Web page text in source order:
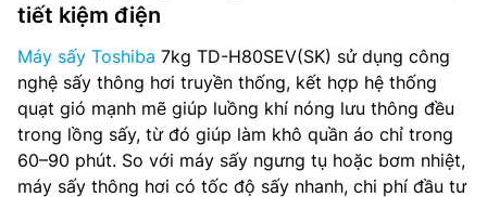
tiết kiệm điện
Máy sấy Toshiba 7kg TD-H80SEV(SK) sử dụng công
nghệ sấy thông hơi truyền thống, kết hợp hệ thống
quạt gió mạnh mẽ giúp luồng khí nóng lưu thông đều
trong lồng sấy, từ đó giúp làm khô quần áo chỉ trong
60–90 phút. So với máy sấy ngưng tụ hoặc bơm nhiệt,
máy sấy thông hơi có tốc độ sấy nhanh, chi phí đầu tư